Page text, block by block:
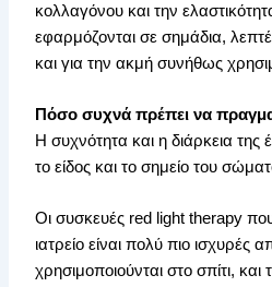
κολλαγόνου και την
εφαρμόζονται σε σημάδια,
και για την ακμή συνήθως
Πόσο συχνά πρέπει να
Η συχνότητα και η διάρκεια
το είδος και το σημείο του
Οι συσκευές red light therapy
ιατρείο είναι πολύ πιο ισχυρές
χρησιμοποιούνται στο σπίτι,